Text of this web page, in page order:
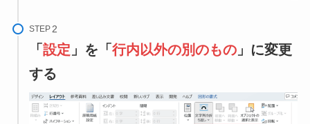
STEP
「 設定 」を「 行内以外の別のもの」に変更
する